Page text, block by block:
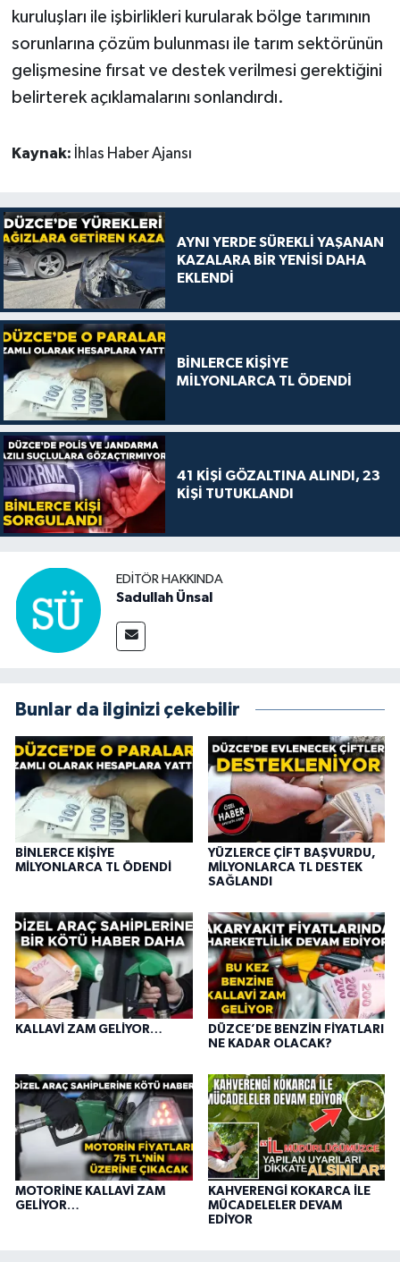
kuruluşları ile işbirlikleri kurularak bölge tarımının
sorunlarına çözüm bulunması ile tarım sektörünün
gelişmesine fırsat ve destek verilmesi gerektiğini
belirterek açıklamalarını sonlandırdı.
Kaynak: İhlas Haber Ajansı
AYNI YERDE SÜREKLİ YAŞANAN
KAZALARA BİR YENİSİ DAHA
EKLENDİ
BİNLERCE KİŞİYE
MİLYONLARCA TL ÖDENDİ
41 KİŞİ GÖZALTINA ALINDI, 23
KİŞİ TUTUKLANDI
EDITÖR HAKKINDA
Sadullah Ünsal
Bunlar da ilginizi çekebilir
BİNLERCE KİŞİYE
MİLYONLARCA TL ÖDENDİ
YÜZLERCE ÇİFT BAŞVURDU,
MİLYONLARCA TL DESTEK
SAĞLANDI
KALLAVİ ZAM GELİYOR…
DÜZCE’DE BENZİN FİYATLARI
NE KADAR OLACAK?
MOTORİNE KALLAVİ ZAM
GELİYOR…
KAHVERENGİ KOKARCA İLE
MÜCADELELER DEVAM
EDİYOR